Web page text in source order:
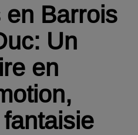
en Barrois
Un
en